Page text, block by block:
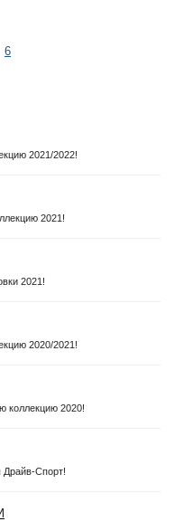
6
2021/2022!
2021!
2021!
2020/2021!
коллекцию 2020!
Драйв-Спорт!